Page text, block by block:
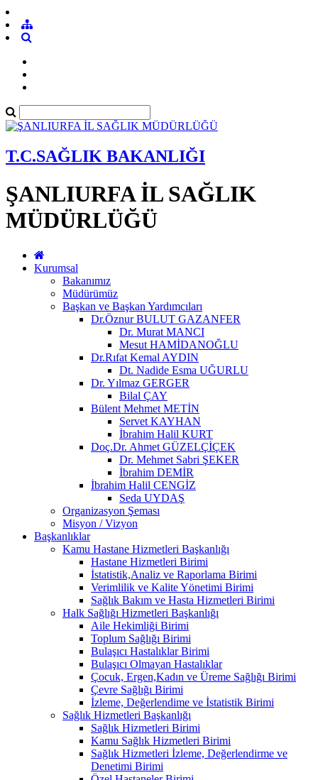
T.C.SAĞLIK BAKANLIĞI
ŞANLIURFA İL SAĞLIK
MÜDÜRLÜĞÜ
Kurumsal
Bakanımız
Müdürümüz
Başkan ve Başkan Yardımcıları
Dr.Öznur BULUT GAZANFER
Dr. Murat MANCI
Mesut HAMİDANOĞLU
Dr.Rıfat Kemal AYDIN
Dt. Nadide Esma UĞURLU
Dr. Yılmaz GERGER
Bilal ÇAY
Bülent Mehmet METİN
Servet KAYHAN
İbrahim Halil KURT
Doç.Dr. Ahmet GÜZELÇİÇEK
Dr. Mehmet Sabri ŞEKER
İbrahim DEMİR
İbrahim Halil CENGİZ
Seda UYDAŞ
Organizasyon Şeması
Misyon / Vizyon
Başkanlıklar
Kamu Hastane Hizmetleri Başkanlığı
Hastane Hizmetleri Birimi
İstatistik,Analiz ve Raporlama Birimi
Verimlilik ve Kalite Yönetimi Birimi
Sağlık Bakım ve Hasta Hizmetleri Birimi
Halk Sağlığı Hizmetleri Başkanlığı
Aile Hekimliği Birimi
Toplum Sağlığı Birimi
Bulaşıcı Hastalıklar Birimi
Bulaşıcı Olmayan Hastalıklar
Çocuk, Ergen,Kadın ve Üreme Sağlığı Birimi
Çevre Sağlığı Birimi
İzleme, Değerlendime ve İstatistik Birimi
Sağlık Hizmetleri Başkanlığı
Sağlık Hizmetleri Birimi
Kamu Sağlık Hizmetleri Birimi
Sağlık Hizmetleri İzleme, Değerlendirme ve
Denetimi Birimi